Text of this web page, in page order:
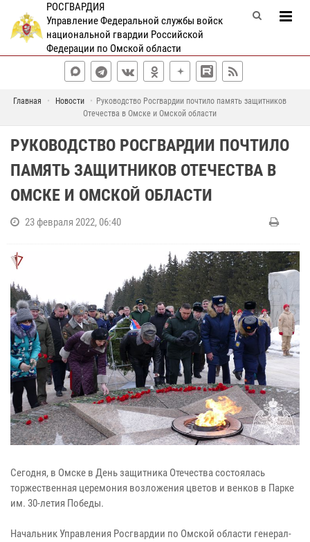
РОСГВАРДИЯ
Управление Федеральной службы войск
национальной гвардии Российской
Федерации по Омской области
Главная Новости
Руководство Росгвардии почтило память защитников
Отечества в Омске и Омской области
РУКОВОДСТВО РОСГВАРДИИ ПОЧТИЛО
ПАМЯТЬ ЗАЩИТНИКОВ ОТЕЧЕСТВА В
ОМСКЕ И ОМСКОЙ ОБЛАСТИ
23 февраля 2022, 06:40
Сегодня, в Омске в День защитника Отечества состоялась
торжественная церемония возложения цветов и венков в Парке
им. 30-летия Победы.
Начальник Управления Росгвардии по Омской области генерал-